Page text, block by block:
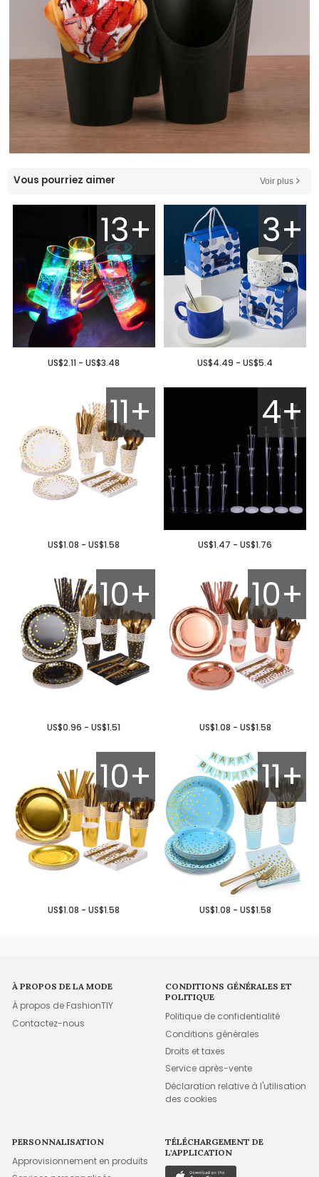
Vous pourriez aimer Voir plus
13+
US$2.11 - US$3.48
3+
US$4.49 - US$5.4
11+
US$1.08 - US$1.58
4+
US$1.47 - US$1.76
10+
US$0.96 - US$1.51
10+
US$1.08 - US$1.58
10+
US$1.08 - US$1.58
11+
US$1.08 - US$1.58
À PROPOS DE LA MODE
À propos de FashionTIY
Contactez-nous
CONDITIONS GÉNÉRALES ET
POLITIQUE
Politique de confidentialité
Conditions générales
Droits et taxes
Service après-vente
Déclaration relative à l'utilisation
des cookies
PERSONNALISATION
Approvisionnement en produits
TÉLÉCHARGEMENT DE
L'APPLICATION